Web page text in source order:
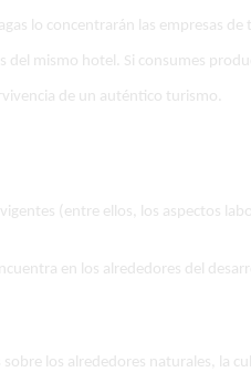
lo concentrarán las empresas
mismo hotel. Si consumes
de un auténtico turismo.
(entre ellos, los aspectos
en los alrededores del
los alrededores naturales, la